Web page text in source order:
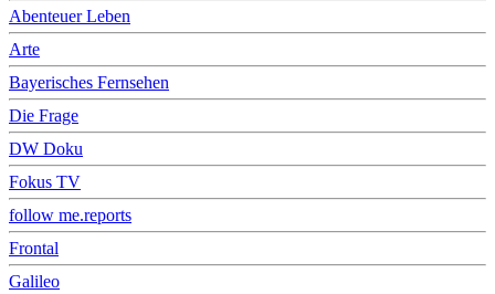
Abenteuer Leben
Arte
Bayerisches Fernsehen
Die Frage
DW Doku
Fokus TV
follow me.reports
Frontal
Galileo